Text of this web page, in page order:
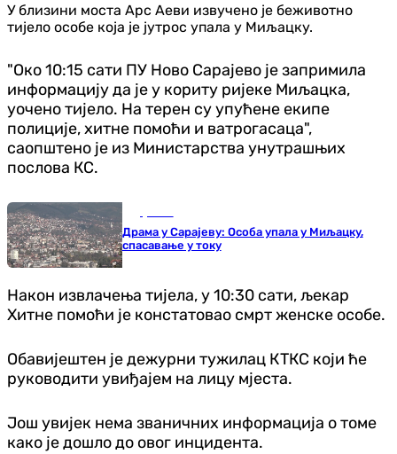
У близини моста Арс Аеви извучено је беживотно
тијело особе која је јутрос упала у Миљацку.
"Око 10:15 сати ПУ Ново Сарајево је запримила
информацију да је у кориту ријеке Миљацка,
уочено тијело. На терен су упућене екипе
полиције, хитне помоћи и ватрогасаца",
саопштено је из Министарства унутрашњих
послова КС.
Драма у Сарајеву: Особа упала у Миљацку,
спасавање у току
Након извлачења тијела, у 10:30 сати, љекар
Хитне помоћи је констатовао смрт женске особе.
Обавијештен је дежурни тужилац КТКС који ће
руководити увиђајем на лицу мјеста.
Још увијек нема званичних информација о томе
како је дошло до овог инцидента.